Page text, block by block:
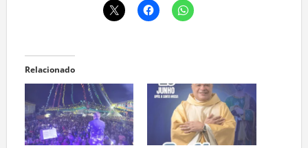
Relacionado